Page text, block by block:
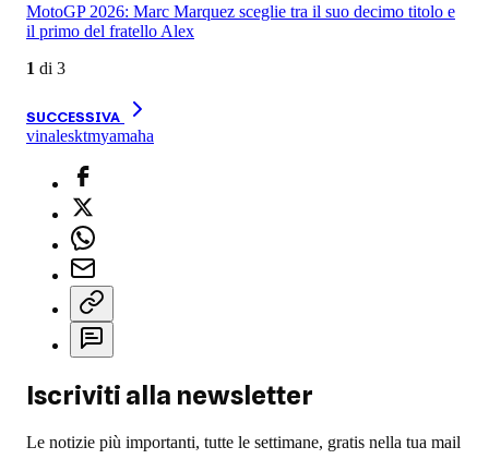
MotoGP 2026: Marc Marquez sceglie tra il suo decimo titolo e
il primo del fratello Alex
1 di 3
SUCCESSIVA
vinalesktmyamaha
Iscriviti alla newsletter
Le notizie più importanti, tutte le settimane, gratis nella tua mail